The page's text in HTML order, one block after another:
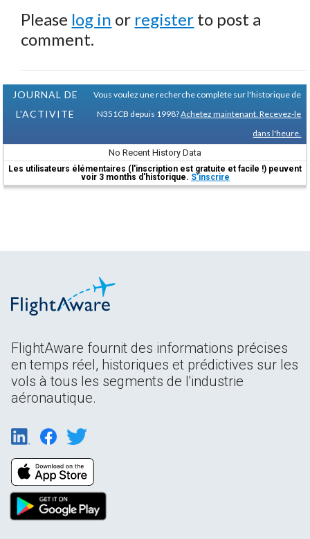
Please log in or register to post a
comment.
JOURNAL DE
L'ACTIVITE
Vous voulez une recherche complète sur l'historique de
N351CB depuis 1998?Achetez maintenant. Recevez-le
dans l'heure.
No Recent History Data
Les utilisateurs élémentaires (l'inscription est gratuite et facile !) peuvent
voir 3 months d'historique. S'inscrire
FlightAware fournit des informations précises
en temps réel, historiques et prédictives sur les
vols à tous les segments de l'industrie
aéronautique.